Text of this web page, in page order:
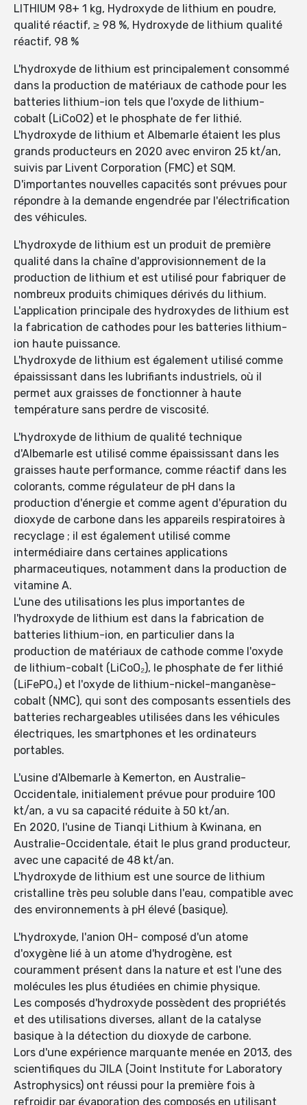
LITHIUM 98+ 1 kg, Hydroxyde de lithium en poudre,
qualité réactif, ≥ 98 %, Hydroxyde de lithium qualité
réactif, 98 %
L'hydroxyde de lithium est principalement consommé
dans la production de matériaux de cathode pour les
batteries lithium-ion tels que l'oxyde de lithium-
cobalt (LiCoO2) et le phosphate de fer lithié.
L'hydroxyde de lithium et Albemarle étaient les plus
grands producteurs en 2020 avec environ 25 kt/an,
suivis par Livent Corporation (FMC) et SQM.
D'importantes nouvelles capacités sont prévues pour
répondre à la demande engendrée par l'électrification
des véhicules.
L'hydroxyde de lithium est un produit de première
qualité dans la chaîne d'approvisionnement de la
production de lithium et est utilisé pour fabriquer de
nombreux produits chimiques dérivés du lithium.
L'application principale des hydroxydes de lithium est
la fabrication de cathodes pour les batteries lithium-
ion haute puissance.
L'hydroxyde de lithium est également utilisé comme
épaississant dans les lubrifiants industriels, où il
permet aux graisses de fonctionner à haute
température sans perdre de viscosité.
L'hydroxyde de lithium de qualité technique
d'Albemarle est utilisé comme épaississant dans les
graisses haute performance, comme réactif dans les
colorants, comme régulateur de pH dans la
production d'énergie et comme agent d'épuration du
dioxyde de carbone dans les appareils respiratoires à
recyclage ; il est également utilisé comme
intermédiaire dans certaines applications
pharmaceutiques, notamment dans la production de
vitamine A.
L'une des utilisations les plus importantes de
l'hydroxyde de lithium est dans la fabrication de
batteries lithium-ion, en particulier dans la
production de matériaux de cathode comme l'oxyde
de lithium-cobalt (LiCoO₂), le phosphate de fer lithié
(LiFePO₄) et l'oxyde de lithium-nickel-manganèse-
cobalt (NMC), qui sont des composants essentiels des
batteries rechargeables utilisées dans les véhicules
électriques, les smartphones et les ordinateurs
portables.
L'usine d'Albemarle à Kemerton, en Australie-
Occidentale, initialement prévue pour produire 100
kt/an, a vu sa capacité réduite à 50 kt/an.
En 2020, l'usine de Tianqi Lithium à Kwinana, en
Australie-Occidentale, était le plus grand producteur,
avec une capacité de 48 kt/an.
L'hydroxyde de lithium est une source de lithium
cristalline très peu soluble dans l'eau, compatible avec
des environnements à pH élevé (basique).
L'hydroxyde, l'anion OH- composé d'un atome
d'oxygène lié à un atome d'hydrogène, est
couramment présent dans la nature et est l'une des
molécules les plus étudiées en chimie physique.
Les composés d'hydroxyde possèdent des propriétés
et des utilisations diverses, allant de la catalyse
basique à la détection du dioxyde de carbone.
Lors d'une expérience marquante menée en 2013, des
scientifiques du JILA (Joint Institute for Laboratory
Astrophysics) ont réussi pour la première fois à
refroidir par évaporation des composés en utilisant